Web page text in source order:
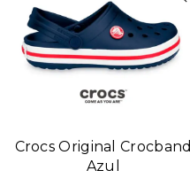
Crocs Original Crocband
Azul